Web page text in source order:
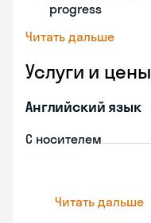
progress
Читать дальше
Услуги и цены
Английский язык
С носителем
Читать дальше